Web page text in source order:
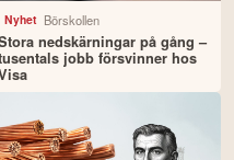
Nyhet Börskollen
nedskärningar på gång –
jobb försvinner hos